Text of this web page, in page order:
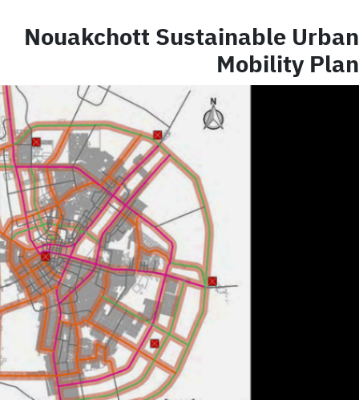
Nouakchott Sustainable Urban
Mobility Plan